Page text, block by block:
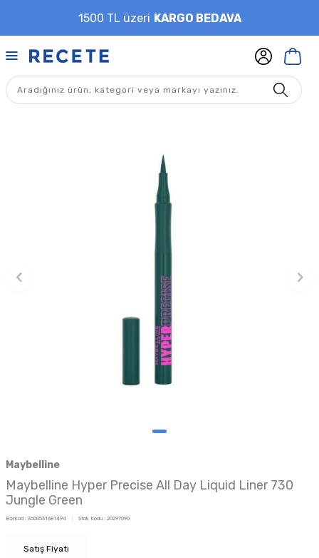
1500 TL üzeri KARGO BEDAVA
Maybelline
Maybelline Hyper Precise All Day Liquid Liner 730
Jungle Green
Barkod : 3600531681494 Stok Kodu : 20297090
Satış Fiyatı